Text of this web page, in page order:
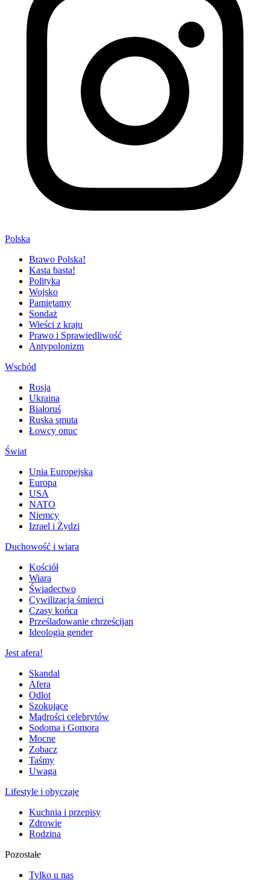
Polska
Brawo Polska!
Kasta basta!
Polityka
Wojsko
Pamiętamy
Sondaż
Wieści z kraju
Prawo i Sprawiedliwość
Antypolonizm
Wschód
Rosja
Ukraina
Białoruś
Ruska smuta
Łowcy onuc
Świat
Unia Europejska
Europa
USA
NATO
Niemcy
Izrael i Żydzi
Duchowość i wiara
Kościół
Wiara
Świadectwo
Cywilizacja śmierci
Czasy końca
Prześladowanie chrześcijan
Ideologia gender
Jest afera!
Skandal
Afera
Odlot
Szokujące
Mądrości celebrytów
Sodoma i Gomora
Mocne
Zobacz
Taśmy
Uwaga
Lifestyle i obyczaje
Kuchnia i przepisy
Zdrowie
Rodzina
Pozostałe
Tylko u nas